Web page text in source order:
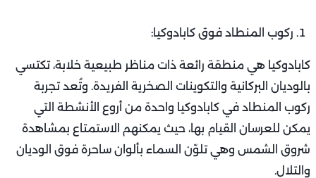
ركوب المنطاد فوق كابادوكيا:
كابادوكيا هي منطقة رائعة ذات مناظر طبيعية خلابة، تكتسي
بالوديان البركانية والتكوينات الصخرية الفريدة. وتُعد تجربة
ركوب المنطاد في كابادوكيا واحدة من أروع الأنشطة التي
يمكن للعرسان القيام بها، حيث يمكنهم الاستمتاع بمشاهدة
شروق الشمس وهي تلوّن السماء بألوان ساحرة فوق الوديان
والتلال.